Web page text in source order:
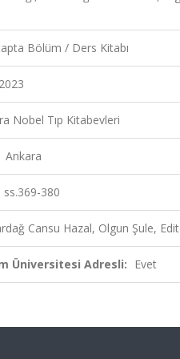
Bölüm / Ders Kitabı
2023
Nobel Tıp Kitabevleri
Ankara
ss.369-380
Cansu Hazal, Olgun Şule,
Üniversitesi Adresli: Evet